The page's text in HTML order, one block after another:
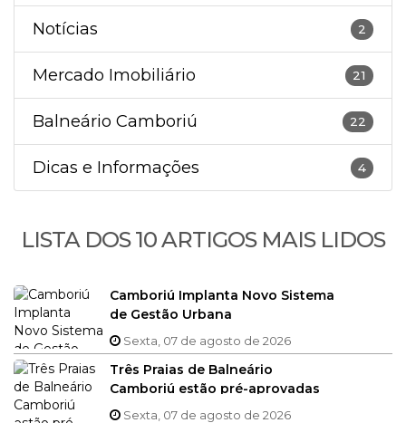
Notícias 2
Mercado Imobiliário 21
Balneário Camboriú 22
Dicas e Informações 4
LISTA DOS 10 ARTIGOS MAIS LIDOS
Camboriú Implanta Novo Sistema
de Gestão Urbana
Sexta, 07 de agosto de 2026
Três Praias de Balneário
Camboriú estão pré-aprovadas
no Bandeira Azul 2025/2026
Sexta, 07 de agosto de 2026